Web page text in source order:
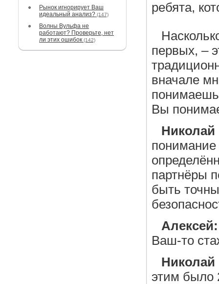
Рынок игнорирует Ваш
идеальный анализ? (147)
Волны Вульфа не
работают? Проверьте, нет
ли этих ошибок (142)
ребята,
первых, –
вначале
Вы
партнёры
быть
Алексей:
Ваш-то
этим было